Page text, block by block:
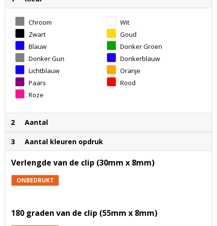
Chroom
Wit
Zwart
Goud
Blauw
Donker Groen
Donker Gun
Metal
Donkerblauw
Lichtblauw
Oranje
Paars
Rood
Roze
2 Aantal
3 Aantal kleuren opdruk
Verlengde van de clip (30mm x 8mm)
ONBEDRUKT
180 graden van de clip (55mm x 8mm)